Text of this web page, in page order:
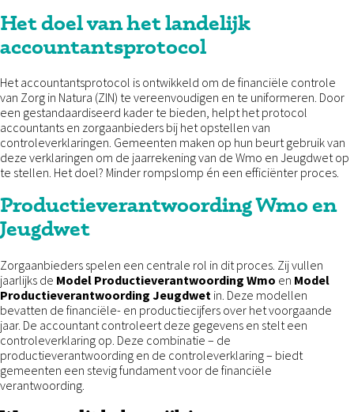
Het doel van het landelijk
accountantsprotocol
Het accountantsprotocol is ontwikkeld om de financiële controle
van Zorg in Natura (ZIN) te vereenvoudigen en te uniformeren. Door
een gestandaardiseerd kader te bieden, helpt het protocol
accountants en zorgaanbieders bij het opstellen van
controleverklaringen. Gemeenten maken op hun beurt gebruik van
deze verklaringen om de jaarrekening van de Wmo en Jeugdwet op
te stellen. Het doel? Minder rompslomp én een efficiënter proces.
Productieverantwoording Wmo en
Jeugdwet
Zorgaanbieders spelen een centrale rol in dit proces. Zij vullen
jaarlijks de Model Productieverantwoording Wmo en Model
Productieverantwoording Jeugdwetin. Deze modellen
bevatten de financiële- en productiecijfers over het voorgaande
jaar. De accountant controleert deze gegevens en stelt een
controleverklaring op. Deze combinatie – de
productieverantwoording en de controleverklaring – biedt
gemeenten een stevig fundament voor de financiële
verantwoording.